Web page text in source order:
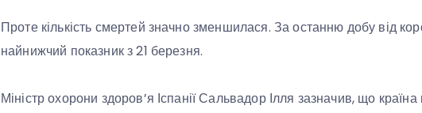
Проте кількість смертей значно зменшилася. За останню добу від
найнижчий показник з 21 березня.
Міністр охорони здоров’я Іспанії Сальвадор Ілля зазначив, що